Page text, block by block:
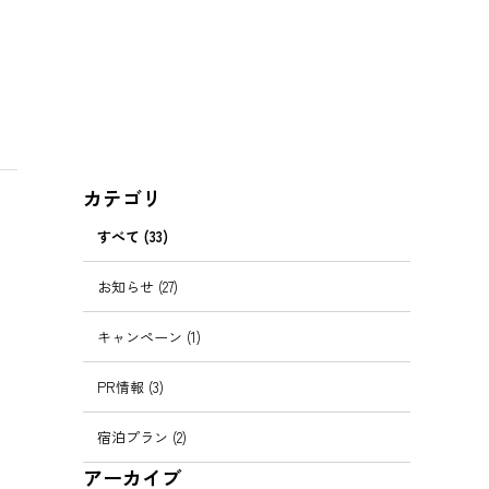
カテゴリ
すべて (33)
お知らせ (27)
キャンペーン (1)
PR情報 (3)
宿泊プラン (2)
アーカイブ